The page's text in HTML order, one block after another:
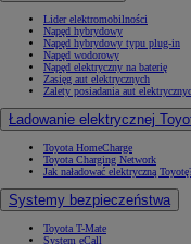
Lider elektromobilności
Napęd hybrydowy
Napęd hybrydowy typu plug-in
Napęd wodorowy
Napęd elektryczny na baterię
Zasięg aut elektrycznych
Zalety posiadania aut
Ładowanie elektrycznej
Toyota HomeCharge
Toyota Charging Network
Jak naładować elektryczną
Systemy bezpieczeństwa
Toyota T-Mate
System eCall